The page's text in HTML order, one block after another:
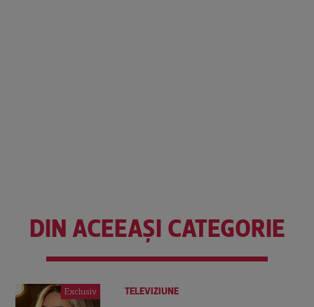
DIN ACEEAȘI CATEGORIE
Exclusiv TELEVIZIUNE